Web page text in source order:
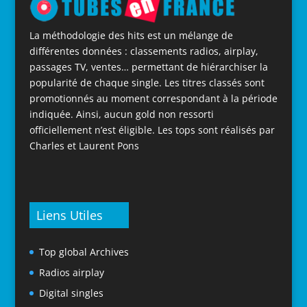
La méthodologie des hits est un mélange de
différentes données : classements radios, airplay,
passages TV, ventes… permettant de hiérarchiser la
popularité de chaque single. Les titres classés sont
promotionnés au moment correspondant à la période
indiquée. Ainsi, aucun gold non ressorti
officiellement n’est éligible. Les tops sont réalisés par
Charles et Laurent Pons
Liens Utiles
Top global Archives
Radios airplay
Digital singles